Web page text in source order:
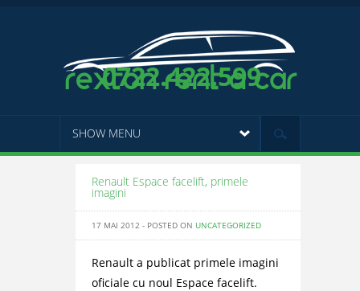
0722.422.599
SHOW MENU
Renault Espace facelift, primele
imagini
17 MAI 2012 - POSTED ON UNCATEGORIZED
Renault a publicat primele imagini
oficiale cu noul Espace facelift.